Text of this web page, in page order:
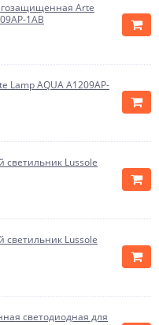
Arte
1AB
Lamp AQUA A1209AP-
Lussole
Lussole
светодиодная для